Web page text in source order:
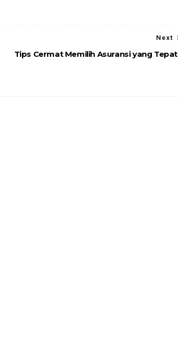
Next
Tips Cermat Memilih Asuransi yang Tepat